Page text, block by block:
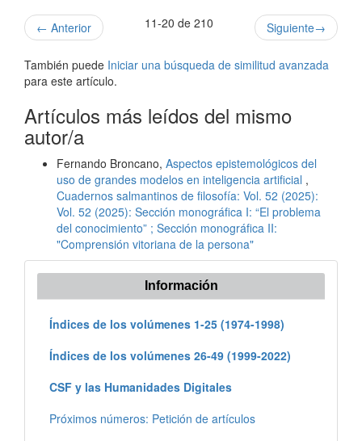
← Anterior 11-20 de 210 Siguiente→
También puede Iniciar una búsqueda de similitud avanzada
para este artículo.
Artículos más leídos del mismo
autor/a
Fernando Broncano, Aspectos epistemológicos del
uso de grandes modelos en inteligencia artificial ,
Cuadernos salmantinos de filosofía: Vol. 52 (2025):
Vol. 52 (2025): Sección monográfica I: “El problema
del conocimiento” ; Sección monográfica II:
"Comprensión vitoriana de la persona"
Información
Índices de los volúmenes 1-25 (1974-1998)
Índices de los volúmenes 26-49 (1999-2022)
CSF y las Humanidades Digitales
Próximos números: Petición de artículos